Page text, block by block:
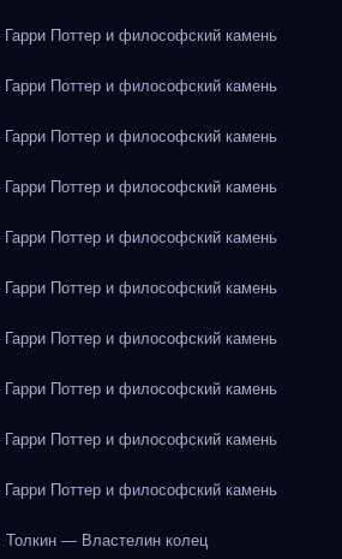
Поттер и философский камень
Поттер и философский камень
Поттер и философский камень
Поттер и философский камень
Поттер и философский камень
Поттер и философский камень
Поттер и философский камень
Поттер и философский камень
Поттер и философский камень
Поттер и философский камень
— Властелин колец